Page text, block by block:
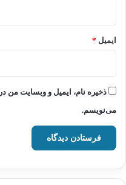
ایمیل *
ذخیره نام، ایمیل و وبسایت من
می‌نویسم.